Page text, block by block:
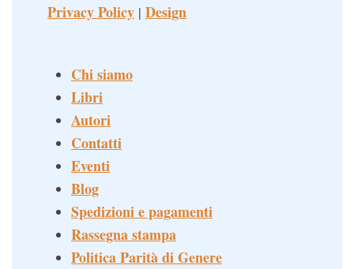
Privacy Policy | Design
Chi siamo
Libri
Autori
Contatti
Eventi
Blog
Spedizioni e pagamenti
Rassegna stampa
Politica Parità di Genere